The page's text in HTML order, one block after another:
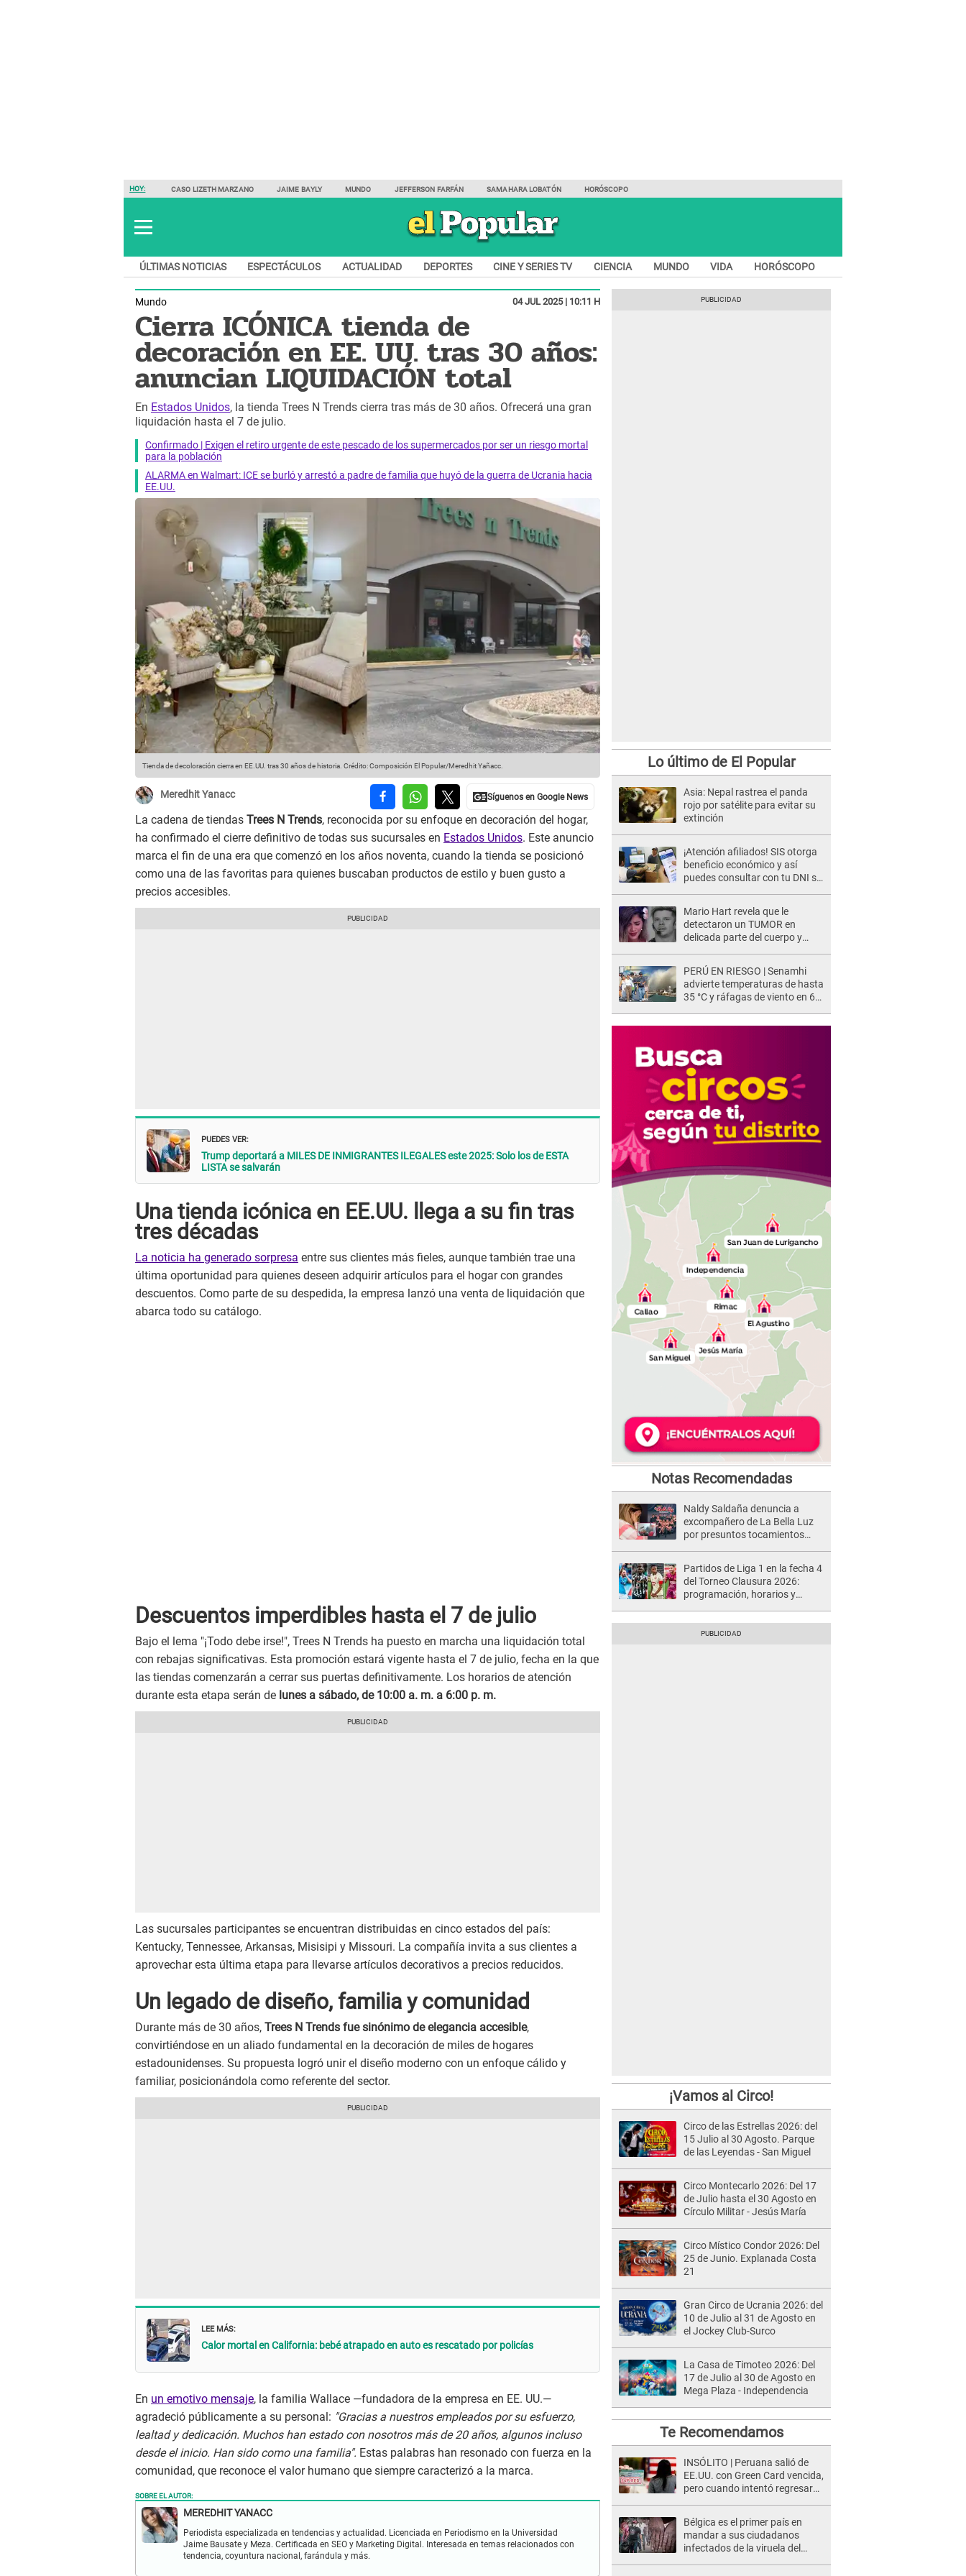
HOY: CASO LIZETH MARZANO JAIME BAYLY MUNDO JEFFERSON FARFÁN SAMAHARA LOBATÓN HORÓSCOPO
ÚLTIMAS NOTICIAS ESPECTÁCULOS ACTUALIDAD DEPORTES CINE Y SERIES TV CIENCIA MUNDO VIDA HORÓSCOPO
Mundo 04 JUL 2025 | 10:11 H
Cierra ICÓNICA tienda de
decoración en EE. UU. tras 30 años:
anuncian LIQUIDACIÓN total
En Estados Unidos, la tienda Trees N Trends cierra tras más de 30 años. Ofrecerá una gran
liquidación hasta el 7 de julio.
Confirmado | Exigen el retiro urgente de este pescado de los supermercados por ser un riesgo mortal
para la población
ALARMA en Walmart: ICE se burló y arrestó a padre de familia que huyó de la guerra de Ucrania hacia
EE.UU.
Tienda de decoloración cierra en EE.UU. tras 30 años de historia. Crédito: Composición El Popular/Meredhit Yañacc.
Meredhit Yanacc
La cadena de tiendas Trees N Trends, reconocida por su enfoque en decoración del hogar,
ha confirmado el cierre definitivo de todas sus sucursales en Estados Unidos. Este anuncio
marca el fin de una era que comenzó en los años noventa, cuando la tienda se posicionó
como una de las favoritas para quienes buscaban productos de estilo y buen gusto a
precios accesibles.
PUEDES VER:
Trump deportará a MILES DE INMIGRANTES ILEGALES este 2025: Solo los de ESTA
LISTA se salvarán
Una tienda icónica en EE.UU. llega a su fin tras
tres décadas
La noticia ha generado sorpresa entre sus clientes más fieles, aunque también trae una
última oportunidad para quienes deseen adquirir artículos para el hogar con grandes
descuentos. Como parte de su despedida, la empresa lanzó una venta de liquidación que
abarca todo su catálogo.
Descuentos imperdibles hasta el 7 de julio
Bajo el lema "¡Todo debe irse!", Trees N Trends ha puesto en marcha una liquidación total
con rebajas significativas. Esta promoción estará vigente hasta el 7 de julio, fecha en la que
las tiendas comenzarán a cerrar sus puertas definitivamente. Los horarios de atención
durante esta etapa serán de lunes a sábado, de 10:00 a. m. a 6:00 p. m.
Las sucursales participantes se encuentran distribuidas en cinco estados del país:
Kentucky, Tennessee, Arkansas, Misisipi y Missouri. La compañía invita a sus clientes a
aprovechar esta última etapa para llevarse artículos decorativos a precios reducidos.
Un legado de diseño, familia y comunidad
Durante más de 30 años, Trees N Trends fue sinónimo de elegancia accesible,
convirtiéndose en un aliado fundamental en la decoración de miles de hogares
estadounidenses. Su propuesta logró unir el diseño moderno con un enfoque cálido y
familiar, posicionándola como referente del sector.
LEE MÁS:
Calor mortal en California: bebé atrapado en auto es rescatado por policías
En un emotivo mensaje, la familia Wallace —fundadora de la empresa en EE. UU.—
agradeció públicamente a su personal: "Gracias a nuestros empleados por su esfuerzo,
lealtad y dedicación. Muchos han estado con nosotros más de 20 años, algunos incluso
desde el inicio. Han sido como una familia". Estas palabras han resonado con fuerza en la
comunidad, que reconoce el valor humano que siempre caracterizó a la marca.
SOBRE EL AUTOR:
MEREDHIT YANACC
Periodista especializada en tendencias y actualidad. Licenciada en Periodismo en la Universidad
Jaime Bausate y Meza. Certificada en SEO y Marketing Digital. Interesada en temas relacionados con
tendencia, coyuntura nacional, farándula y más.
Lo último de El Popular
Asia: Nepal rastrea el panda
rojo por satélite para evitar su
extinción
¡Atención afiliados! SIS otorga
beneficio económico y así
puedes consultar con tu DNI si
Mario Hart revela que le
detectaron un TUMOR en
delicada parte del cuerpo y
muy fuertes..."
PERÚ EN RIESGO | Senamhi
advierte temperaturas de hasta
35 °C y ráfagas de viento en 6
Notas Recomendadas
Naldy Saldaña denuncia a
excompañero de La Bella Luz
por presuntos tocamientos
Partidos de Liga 1 en la fecha 4
del Torneo Clausura 2026:
programación, horarios y
¡Vamos al Circo!
Circo de las Estrellas 2026: del
15 Julio al 30 Agosto. Parque
de las Leyendas - San Miguel
Circo Montecarlo 2026: Del 17
de Julio hasta el 30 Agosto en
Círculo Militar - Jesús María
Circo Místico Condor 2026: Del
25 de Junio. Explanada Costa
21
Gran Circo de Ucrania 2026: del
10 de Julio al 31 de Agosto en
el Jockey Club-Surco
La Casa de Timoteo 2026: Del
17 de Julio al 30 de Agosto en
Mega Plaza - Independencia
Te Recomendamos
INSÓLITO | Peruana salió de
EE.UU. con Green Card vencida,
pero cuando intentó regresar
Bélgica es el primer país en
mandar a sus ciudadanos
infectados de la viruela del